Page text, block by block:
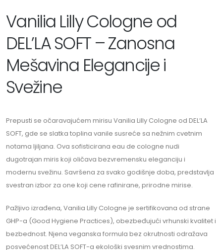
Vanilia Lilly Cologne od
DEL’LA SOFT – Zanosna
Mešavina Elegancije i
Svežine
Prepusti se očaravajućem mirisu Vanilia Lilly Cologne od DEL’LA
SOFT, gde se slatka toplina vanile susreće sa nežnim cvetnim
notama ljiljana. Ova sofisticirana eau de cologne nudi
dugotrajan miris koji oličava bezvremensku eleganciju i
modernu svežinu. Savršena za svako godišnje doba, predstavlja
svestran izbor za one koji cene rafinirane, prirodne mirise.
Pažljivo izrađena, Vanilia Lilly Cologne je sertifikovana od strane
GHP-a (Good Hygiene Practices), obezbeđujući vrhunski kvalitet i
bezbednost. Njena veganska formula bez okrutnosti odražava
posvećenost DEL’LA SOFT-a ekološki svesnim vrednostima.